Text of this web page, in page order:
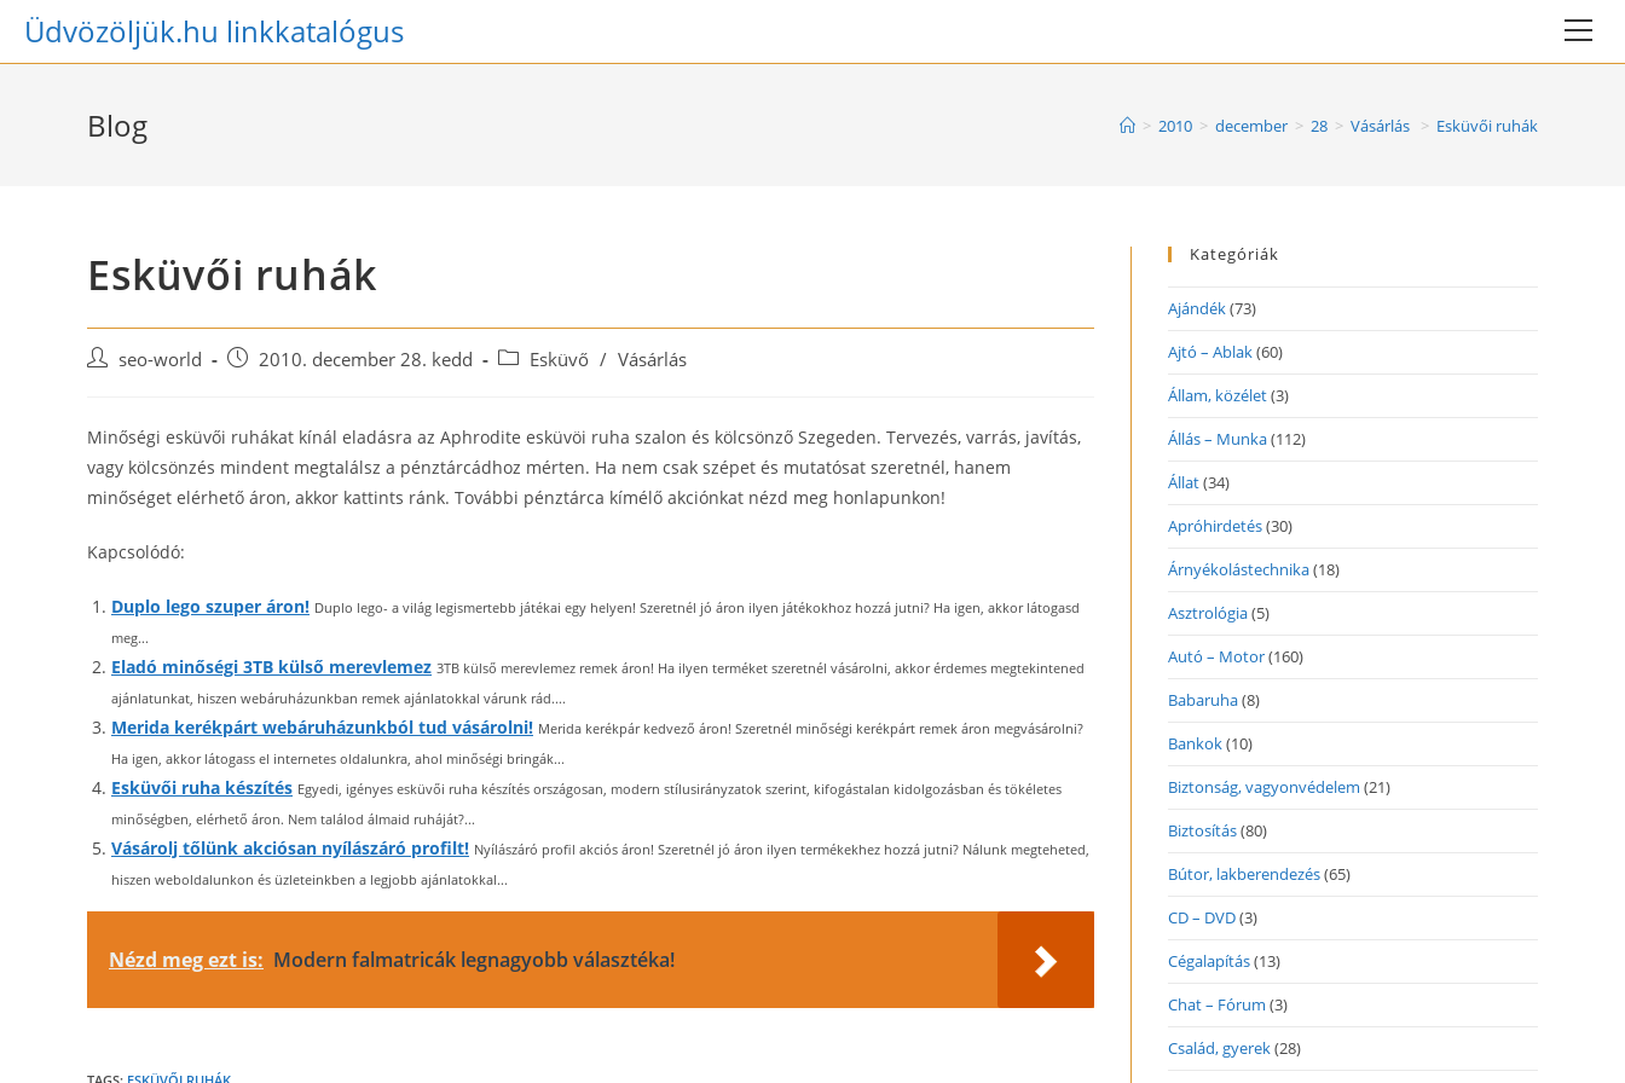
SkipÜdvözöljük.hu linkkatalógus
Blog > 2010 > december > 28 > Vásárlás > Esküvői ruhák
Esküvői ruhák
Post seo-world
Post 2010. december 28. kedd
Post Esküvő / Vásárlás
Minőségi esküvői ruhákat kínál eladásra az Aphrodite esküvöi ruha szalon és kölcsönző Szegeden. Tervezés, varrás, javítás,
vagy kölcsönzés mindent megtalálsz a pénztárcádhoz mérten. Ha nem csak szépet és mutatósat szeretnél, hanem
minőséget elérhető áron, akkor kattints ránk. További pénztárca kímélő akciónkat nézd meg honlapunkon!
Kapcsolódó:
Duplo lego szuper áron! Duplo lego- a világ legismertebb játékai egy helyen! Szeretnél jó áron ilyen játékokhoz hozzá jutni? Ha igen, akkor látogasd
meg...
Eladó minőségi 3TB külső merevlemez 3TB külső merevlemez remek áron! Ha ilyen terméket szeretnél vásárolni, akkor érdemes megtekintened
ajánlatunkat, hiszen webáruházunkban remek ajánlatokkal várunk rád....
Merida kerékpárt webáruházunkból tud vásárolni! Merida kerékpár kedvező áron! Szeretnél minőségi kerékpárt remek áron megvásárolni?
Ha igen, akkor látogass el internetes oldalunkra, ahol minőségi bringák...
Esküvői ruha készítés Egyedi, igényes esküvői ruha készítés országosan, modern stílusirányzatok szerint, kifogástalan kidolgozásban és tökéletes
minőségben, elérhető áron. Nem találod álmaid ruháját?...
Vásárolj tőlünk akciósan nyílászáró profilt! Nyílászáró profil akciós áron! Szeretnél jó áron ilyen termékekhez hozzá jutni? Nálunk megteheted,
hiszen weboldalunkon és üzleteinkben a legjobb ajánlatokkal...
Nézd meg ezt is: Modern falmatricák legnagyobb választéka!
Kategóriák
Ajándék(73)
Ajtó – Ablak(60)
Állam, közélet(3)
Állás – Munka(112)
Állat(34)
Apróhirdetés(30)
Árnyékolástechnika(18)
Asztrológia(5)
Autó – Motor(160)
Babaruha(8)
Bankok(10)
Biztonság, vagyonvédelem (21)
Biztosítás(80)
Bútor, lakberendezés(65)
CD – DVD(3)
Cégalapítás(13)
Chat – Fórum (3)
Család, gyerek(28)